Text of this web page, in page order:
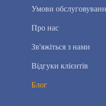
Умови
Про нас
Зв'яжіться з нами
Відгуки клієнтів
Блог